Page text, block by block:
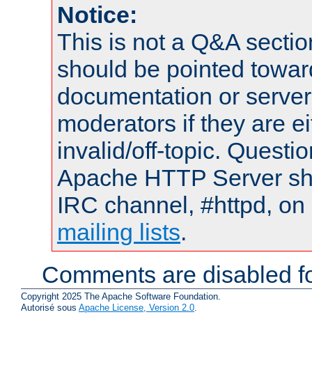
Notice:
This is not a Q&A
should be pointed
documentation or
moderators if they are
invalid/off-topic.
Apache HTTP Server
IRC channel, #httpd,
mailing lists.
Comments are disabled
Copyright 2025 The Apache Software Foundation.
Autorisé sous Apache License, Version 2.0